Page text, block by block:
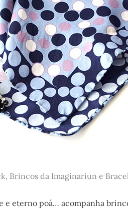
Brincos da Imaginariun e
e eterno poá… acompanha